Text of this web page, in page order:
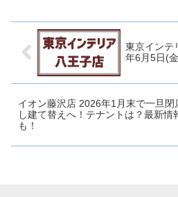
たけ
東京インテ
年6月5日(
イオン藤沢店 2026年1月末で一旦閉
し建て替えへ！テナントは？最新情
も！